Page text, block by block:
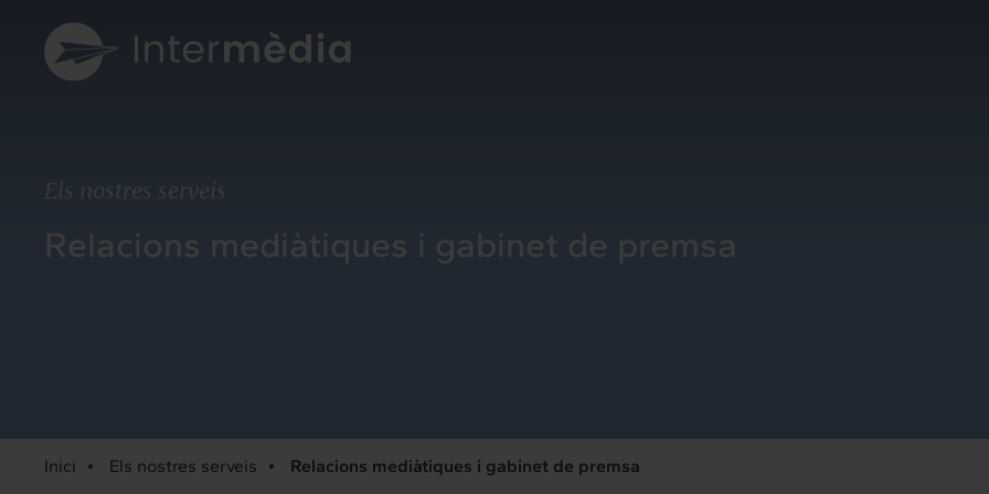
Els nostres serveis
Relacions mediàtiques i gabinet de premsa
Inici Els nostres serveis Relacions mediàtiques i gabinet de premsa